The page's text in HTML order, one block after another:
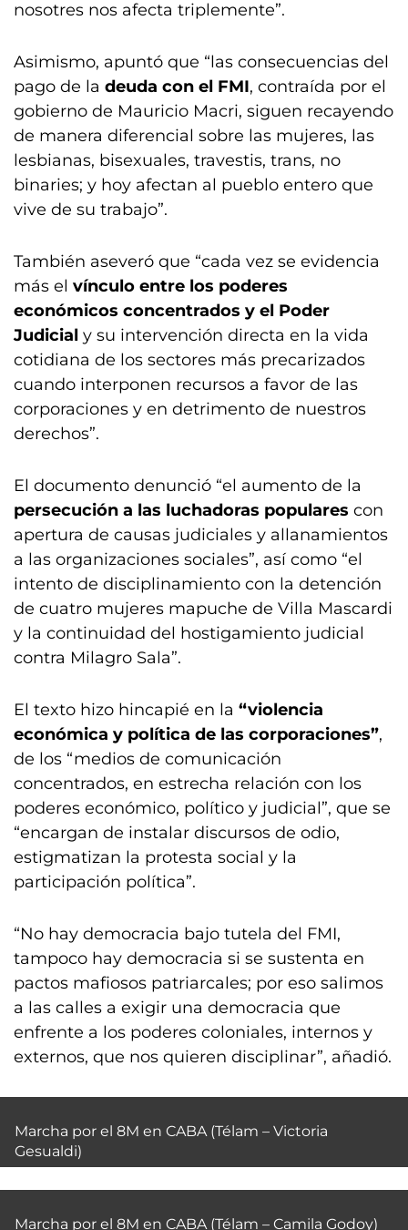
nosotres nos afecta triplemente”.
Asimismo, apuntó que “las consecuencias del
pago de la deuda con el FMI, contraída por el
gobierno de Mauricio Macri, siguen recayendo
de manera diferencial sobre las mujeres, las
lesbianas, bisexuales, travestis, trans, no
binaries; y hoy afectan al pueblo entero que
vive de su trabajo”.
También aseveró que “cada vez se evidencia
más el vínculo entre los poderes
económicos concentrados y el Poder
Judicial y su intervención directa en la vida
cotidiana de los sectores más precarizados
cuando interponen recursos a favor de las
corporaciones y en detrimento de nuestros
derechos”.
El documento denunció “el aumento de la
persecución a las luchadoras populares con
apertura de causas judiciales y allanamientos
a las organizaciones sociales”, así como “el
intento de disciplinamiento con la detención
de cuatro mujeres mapuche de Villa Mascardi
y la continuidad del hostigamiento judicial
contra Milagro Sala”.
El texto hizo hincapié en la “violencia
económica y política de las corporaciones”,
de los “medios de comunicación
concentrados, en estrecha relación con los
poderes económico, político y judicial”, que se
“encargan de instalar discursos de odio,
estigmatizan la protesta social y la
participación política”.
“No hay democracia bajo tutela del FMI,
tampoco hay democracia si se sustenta en
pactos mafiosos patriarcales; por eso salimos
a las calles a exigir una democracia que
enfrente a los poderes coloniales, internos y
externos, que nos quieren disciplinar”, añadió.
Marcha por el 8M en CABA (Télam – Victoria
Gesualdi)
Marcha por el 8M en CABA (Télam – Camila Godoy)